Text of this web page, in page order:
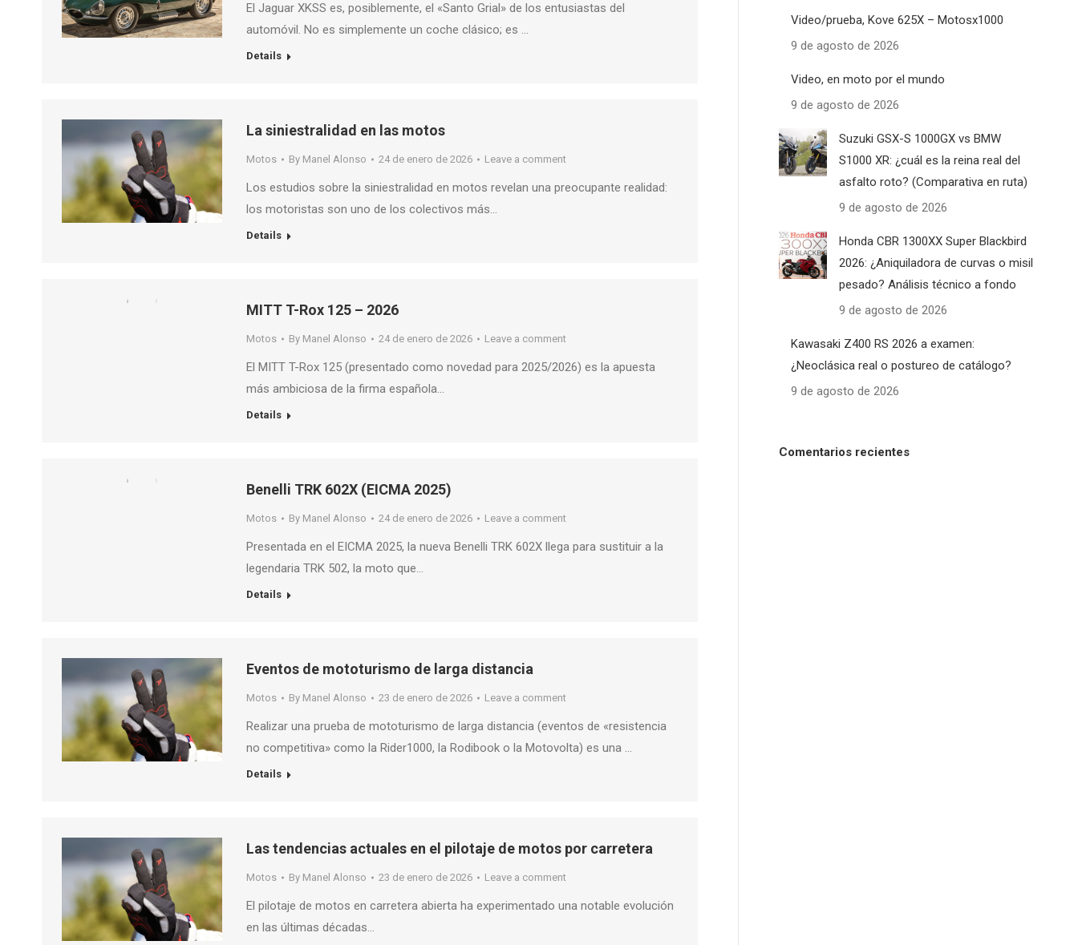
El Jaguar XKSS es, posiblemente, el «Santo Grial» de los entusiastas del
automóvil. No es simplemente un coche clásico; es …
Details
La siniestralidad en las motos
Motos By Manel Alonso 24 de enero de 2026 Leave a comment
Los estudios sobre la siniestralidad en motos revelan una preocupante realidad:
los motoristas son uno de los colectivos más…
Details
MITT T-Rox 125 – 2026
Motos By Manel Alonso 24 de enero de 2026 Leave a comment
El MITT T-Rox 125 (presentado como novedad para 2025/2026) es la apuesta
más ambiciosa de la firma española…
Details
Benelli TRK 602X (EICMA 2025)
Motos By Manel Alonso 24 de enero de 2026 Leave a comment
Presentada en el EICMA 2025, la nueva Benelli TRK 602X llega para sustituir a la
legendaria TRK 502, la moto que…
Details
Eventos de mototurismo de larga distancia
Motos By Manel Alonso 23 de enero de 2026 Leave a comment
Realizar una prueba de mototurismo de larga distancia (eventos de «resistencia
no competitiva» como la Rider1000, la Rodibook o la Motovolta) es una …
Details
Las tendencias actuales en el pilotaje de motos por carretera
Motos By Manel Alonso 23 de enero de 2026 Leave a comment
El pilotaje de motos en carretera abierta ha experimentado una notable evolución
en las últimas décadas…
Video/prueba, Kove 625X – Motosx1000
9 de agosto de 2026
Video, en moto por el mundo
9 de agosto de 2026
Suzuki GSX-S 1000GX vs BMW
S1000 XR: ¿cuál es la reina real del
asfalto roto? (Comparativa en ruta)
9 de agosto de 2026
Honda CBR 1300XX Super Blackbird
2026: ¿Aniquiladora de curvas o misil
pesado? Análisis técnico a fondo
9 de agosto de 2026
Kawasaki Z400 RS 2026 a examen:
¿Neoclásica real o postureo de catálogo?
9 de agosto de 2026
Comentarios recientes